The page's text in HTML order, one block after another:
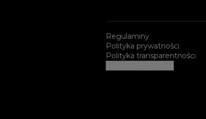
Regulaminy
Polityka prywatności
Polityka transparentności